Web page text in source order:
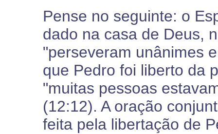
Pense no seguinte: o
dado na casa de Deus,
"perseveram unânimes
que Pedro foi liberto da
"muitas pessoas
(12:12). A oração
feita pela libertação de